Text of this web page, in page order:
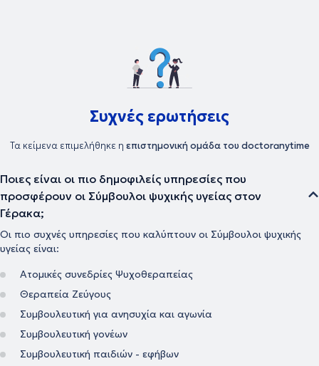
Εμένα!", μέσω της οποίας μπορεί κάποιος να δουλέψει και να λύσει
θέματα αυτοπεποίθησης. Το ΚΕ.ΘΕ.ΣΥ ξεκίνησε να λειτουργεί το
2001 με κύριο στόχο, την προαγωγή της Ψυχικής Υγείας, παιδιών,
εφήβων και ενηλίκων, μέσω Συμβουλευτικής Αγωγής -
Κέντρου, Ανδριάννα Γεροντή, δεν έπαψε στιγμή όλα αυτά τα χρόνια
να ενδιαφέρεται για την ορθότερη λειτουργία του Κέντρου και την
καλύτερη δυνατή προσφορά στους ανθρώπους. Σαν αποτέλεσμα
όλης αυτής της προσπάθειας, ένας αρκετά μεγάλος αριθμός
τους, ενισχύοντας την αυτοπεποίθησή τους και αντιμετωπίζοντας
επιτυχώς τις δυσκολίες της καθημερινότητας τους. Το Κέντρο
στελεχώνεται από μια έμπειρη ομάδα ειδικών: Ψυχολόγων,
Παιδοψυχολόγων, Λογοπαιδικών, Εργοθεραπευτών,
Διατροφολόγων, οι οποίοι επιλέχθηκαν με κριτήρια όχι μόνο βάση
της εμπειρίας και των ικανοτήτων τους, αλλά και ανθρωπιάς,
αγάπης και ευαισθητοποίησης προς τον συνάνθρωπο.
Συχνές ερωτήσεις
Τα κείμενα επιμελήθηκε η επιστημονική ομάδα του doctoranytime
Ποιες είναι οι πιο δημοφιλείς υπηρεσίες που
προσφέρουν οι Σύμβουλοι ψυχικής υγείας στον
Γέρακα;
Οι πιο συχνές υπηρεσίες που καλύπτουν οι Σύμβουλοι ψυχικής
υγείας είναι:
Ατομικές συνεδρίες Ψυχοθεραπείας
Θεραπεία Ζεύγους
Συμβουλευτική για ανησυχία και αγωνία
Συμβουλευτική γονέων
Συμβουλευτική παιδιών - εφήβων